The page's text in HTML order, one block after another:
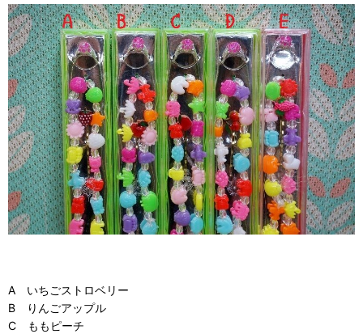
A いちごストロベリー
B りんごアップル
C ももピーチ